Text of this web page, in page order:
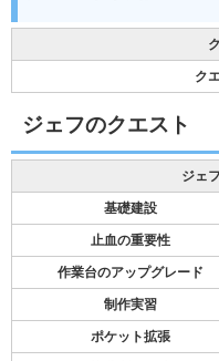
ク
ジェフのクエスト
ジェ
基礎建設
止血の重要性
作業台のアップグレード
制作実習
ポケット拡張